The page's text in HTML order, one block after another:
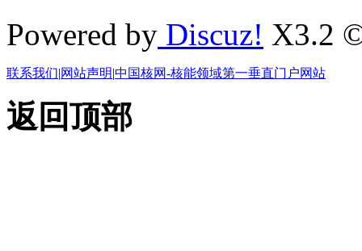
Powered by Discuz! X3.2
联系我们|网站声明|中国核网-核能领域第一垂直门户网站
返回顶部